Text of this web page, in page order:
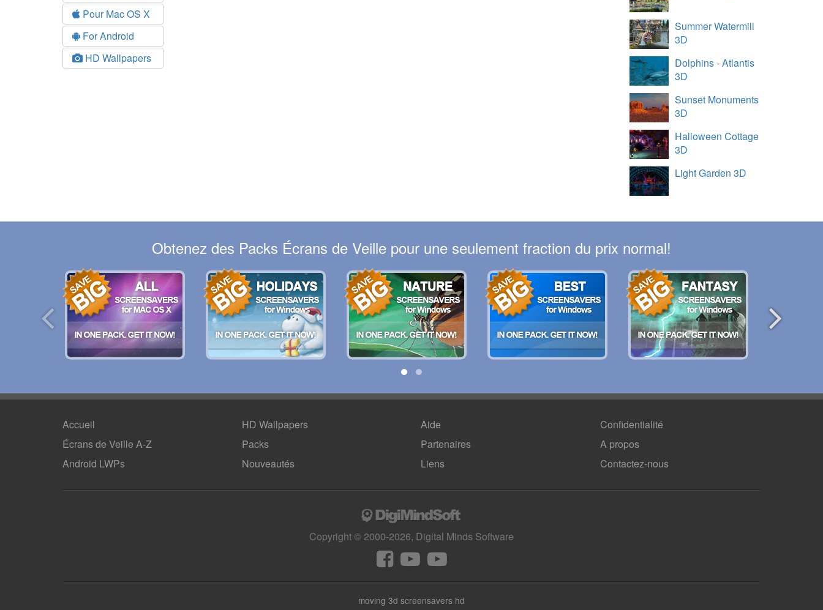
Pour Mac OS X
For Android
HD Wallpapers
Summer Watermill
3D
Dolphins - Atlantis
3D
Sunset Monuments
3D
Halloween Cottage
3D
Light Garden 3D
Obtenez des Packs Écrans de Veille pour une seulement fraction du prix normal!
Accueil
Écrans de Veille A-Z
Android LWPs
HD Wallpapers
Packs
Nouveautés
Aide
Partenaires
Liens
Confidentialité
A propos
Contactez-nous
Copyright © 2000-2026, Digital Minds Software
moving 3d screensavers hd